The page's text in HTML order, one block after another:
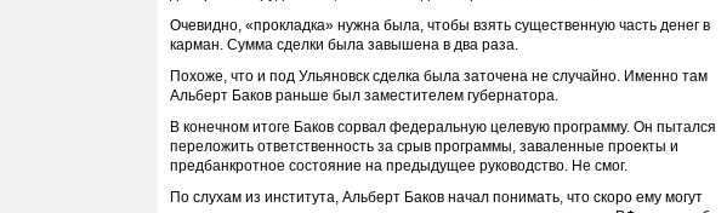
Очевидно, «прокладка» нужна была, чтобы взять существенную часть денег в
карман. Сумма сделки была завышена в два раза.
Похоже, что и под Ульяновск сделка была заточена не случайно. Именно там
Альберт Баков раньше был заместителем губернатора.
В конечном итоге Баков сорвал федеральную целевую программу. Он пытался
переложить ответственность за срыв программы, заваленные проекты и
предбанкротное состояние на предыдущее руководство. Не смог.
По слухам из института, Альберт Баков начал понимать, что скоро ему могут